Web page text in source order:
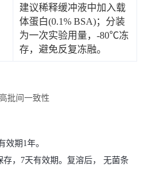
建议稀释缓冲液中加入载
体蛋白(0.1% BSA)；分装
为一次实验用量，-80℃冻
存，避免反复冻融。
批间一致性
期1年。
，7天有效期。复溶后， 无菌条